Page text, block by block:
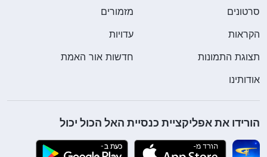
סרטונים
מזמורים
הקראות
עדויות
תצוגת התמונות
חדשות אור האמת
אודותינו
הורידו את אפליקציית כנסיית האל הכול יכול